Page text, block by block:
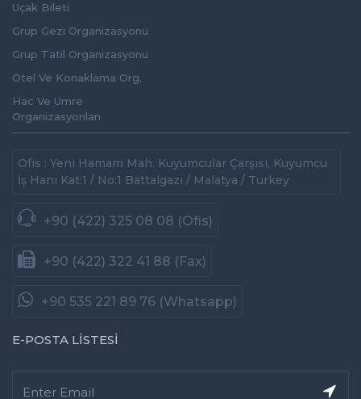
Uçak Bileti
Grup Gezi Organizasyonu
Grup Tatil Organizasyonu
Otel Ve Konaklama Org.
Hac Ve Umre
Organizasyonları
Ofis : Yeni Hamam Mah. Kuyumcular Çarşısı, Kuyumcu
İş Hanı Kat:1 / No:1 Battalgazi / Malatya / Turkey
+90 (422) 325 08 08 (Ofis)
+90 (422) 322 41 88 (Fax)
+90 535 221 89 76 (Whatsapp)
E-POSTA LİSTESİ